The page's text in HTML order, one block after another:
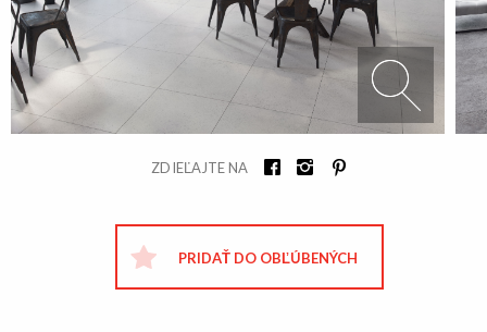
ZDIEĽAJTE NA
PRIDAŤ DO OBĽÚBENÝCH